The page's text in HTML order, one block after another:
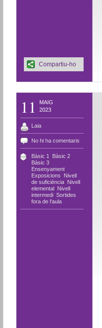
Compartiu-ho
11
MAIG
2023
Laia
No hi ha comentaris
Bàsic 1 Bàsic 2,
Bàsic 3,
Ensenyament,
Exposicions
Nivell
de suficiència, Nivell
elemental, Nivell
intermedi, Sortides
fora de l'aula